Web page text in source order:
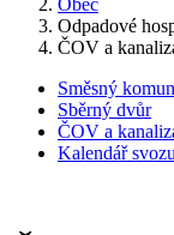
Odpadové
ČOV a
Směsný
Sběrný dvůr
ČOV a
Kalendář